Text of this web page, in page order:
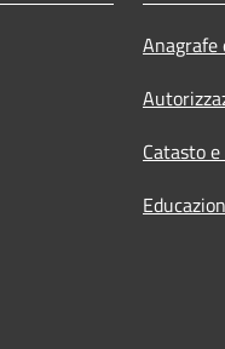
Catasto